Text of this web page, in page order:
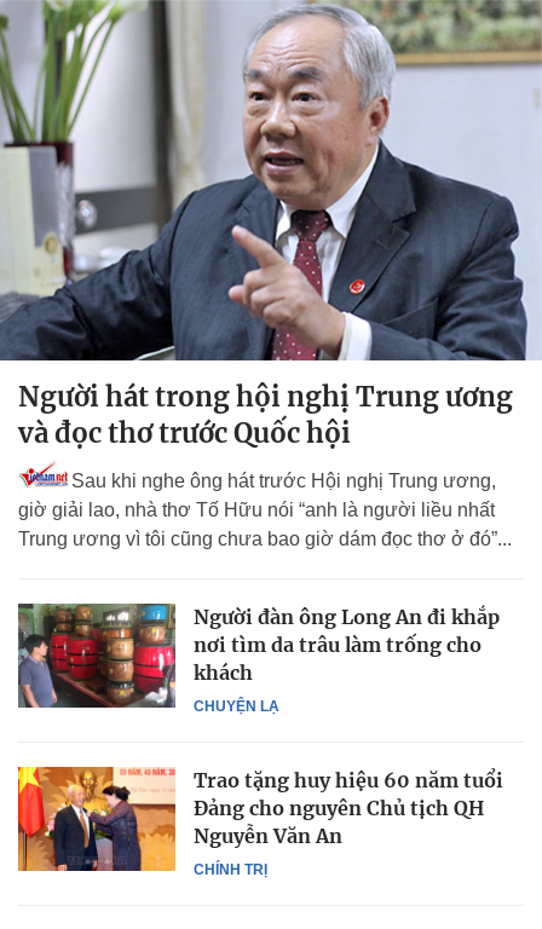
Người hát trong hội nghị Trung ương
và đọc thơ trước Quốc hội
Sau khi nghe ông hát trước Hội nghị Trung ương,
giờ giải lao, nhà thơ Tố Hữu nói “anh là người liều nhất
Trung ương vì tôi cũng chưa bao giờ dám đọc thơ ở đó”...
CHUYỆN LẠ
Người đàn ông Long An đi khắp
nơi tìm da trâu làm trống cho
khách
CHÍNH TRỊ
Trao tặng huy hiệu 60 năm tuổi
Đảng cho nguyên Chủ tịch QH
Nguyễn Văn An